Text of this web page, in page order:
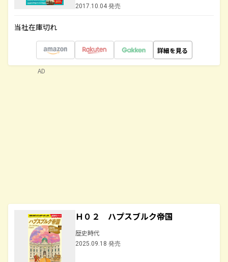
2017.10.04 発売
当社在庫切れ
詳細を見る
Ｈ０２ ハプスブルク帝国
歴史時代
2025.09.18 発売
AD